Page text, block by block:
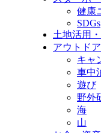
健康
SDGs
土地活用
アウトドア
キャ
車中
遊び
野外
海
山